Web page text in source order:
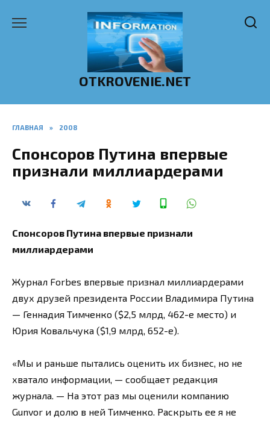
OTKROVENIE.NET
ГЛАВНАЯ » 2008
Спонсоров Путина впервые
признали миллиардерами
Спонсоров Путина впервые признали
миллиардерами
Журнал Forbes впервые признал миллиардерами
двух друзей президента России Владимира Путина
— Геннадия Тимченко ($2,5 млрд, 462-е место) и
Юрия Ковальчука ($1,9 млрд, 652-е).
«Мы и раньше пытались оценить их бизнес, но не
хватало информации, — сообщает редакция
журнала. — На этот раз мы оценили компанию
Gunvor и долю в ней Тимченко. Раскрыть ее я не